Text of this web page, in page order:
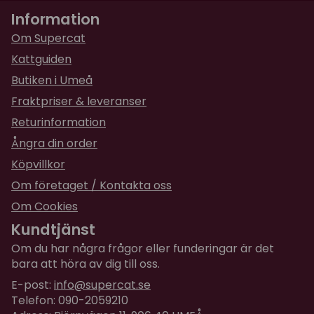
godis ur i taget, så att din katt kan slicka i sig lite i
taget.
för 2 år sedan
Lena
för 2 år sedan
Information
Om Supercat
Kattguiden
Butiken i Umeå
Fraktpriser & leveranser
Returinformation
Ångra din order
Köpvillkor
Om företaget / Kontakta oss
Om Cookies
Kundtjänst
Om du har några frågor eller funderingar är det
bara att höra av dig till oss.
E-post: info@supercat.se
Telefon: 090-2059210